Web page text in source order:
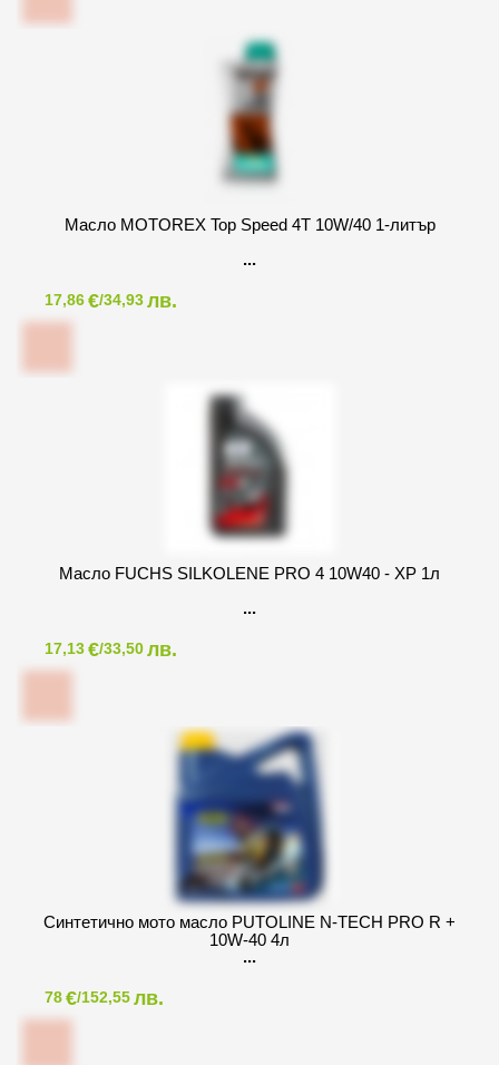
Масло MOTOREX Top Speed 4T 10W/40 1-литър
17,86€/34,93лв.
Масло FUCHS SILKOLENE PRO 4 10W40 - XP 1л
17,13€/33,50лв.
Синтетично мото масло PUTOLINE N-TECH PRO R +
10W-40 4л
78€/152,55лв.